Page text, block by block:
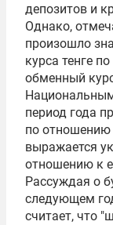
депозитов и
Однако,
произошло
курса тенге
обменный
период года
по отношению
выражается
отношению к
Рассуждая о
следующем
считает, что